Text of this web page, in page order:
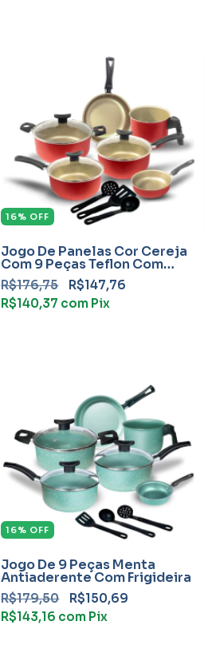
16% OFF
Jogo De Panelas Cor Cereja
Com 9 Peças Teflon Com
Frigideira
R$176,75
R$147,76
R$140,37 com Pix
16% OFF
Jogo De 9 Peças Menta
Antiaderente Com Frigideira
R$179,50
R$150,69
R$143,16 com Pix